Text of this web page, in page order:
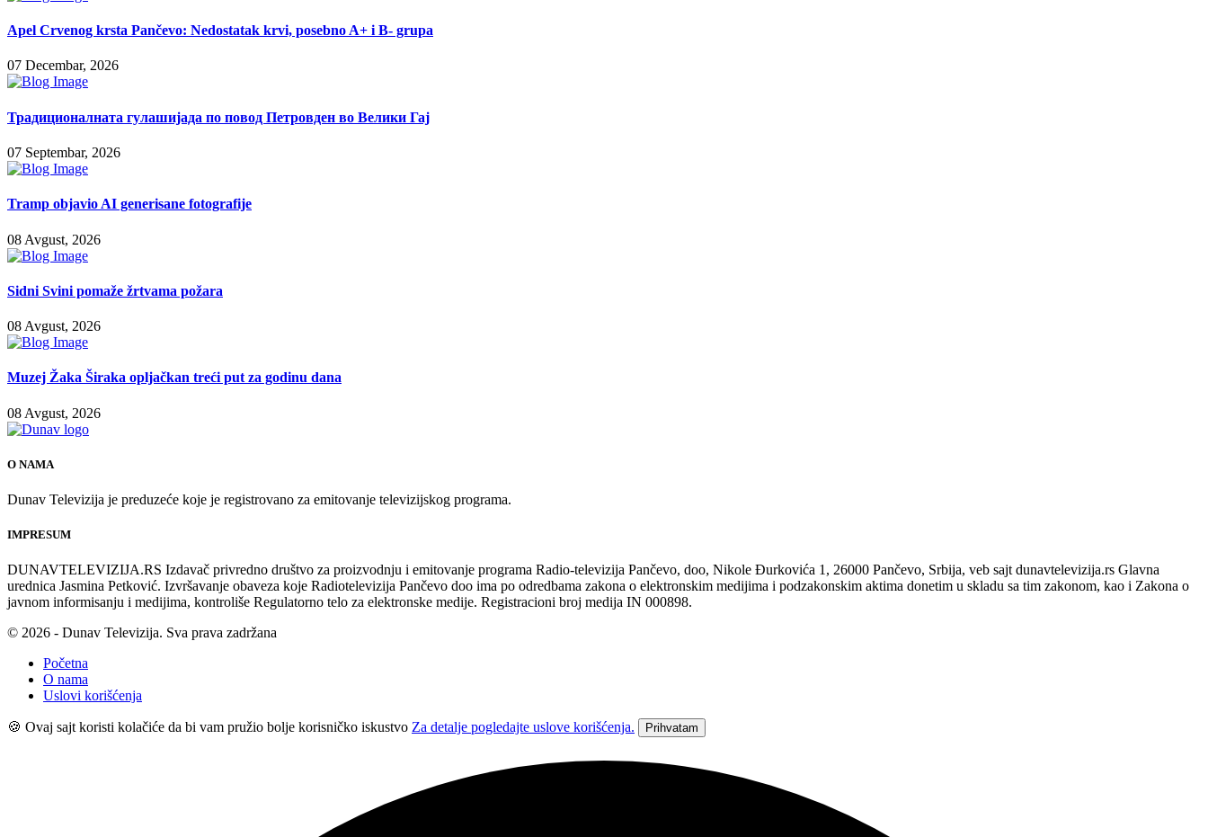
Apel Crvenog krsta Pančevo: Nedostatak krvi, posebno A+ i B- grupa
07 Decembar, 2026
Традиционалната гулашијада по повод Петровден во Велики Гај
07 Septembar, 2026
Tramp objavio AI generisane fotografije
08 Avgust, 2026
Sidni Svini pomaže žrtvama požara
08 Avgust, 2026
Muzej Žaka Širaka opljačkan treći put za godinu dana
08 Avgust, 2026
O NAMA
Dunav Televizija je preduzeće koje je registrovano za emitovanje televizijskog programa.
IMPRESUM
DUNAVTELEVIZIJA.RS Izdavač privredno društvo za proizvodnju i emitovanje programa Radio-televizija Pančevo, doo, Nikole Đurkovića 1, 26000 Pančevo, Srbija, veb sajt dunavtelevizija.rs Glavna
urednica Jasmina Petković. Izvršavanje obaveza koje Radiotelevizija Pančevo doo ima po odredbama zakona o elektronskim medijima i podzakonskim aktima donetim u skladu sa tim zakonom, kao i Zakona o
javnom informisanju i medijima, kontroliše Regulatorno telo za elektronske medije. Registracioni broj medija IN 000898.
© 2026 - Dunav Televizija. Sva prava zadržana
Početna
O nama
Uslovi korišćenja
🍪 Ovaj sajt koristi kolačiće da bi vam pružio bolje korisničko iskustvo Za detalje pogledajte uslove korišćenja. Prihvatam